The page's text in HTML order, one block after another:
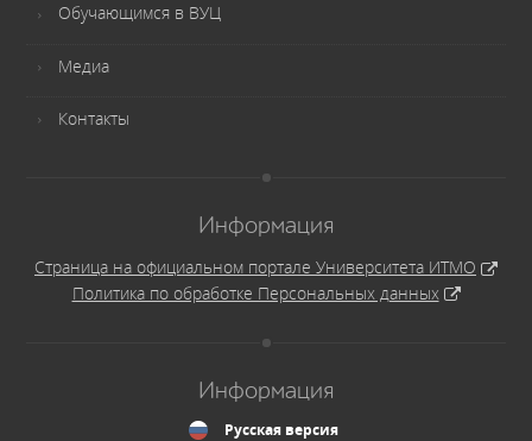
Обучающимся в ВУЦ
Медиа
Контакты
Информация
Страница на официальном портале Университета ИТМО
Политика по обработке Персональных данных
Информация
Русская версия